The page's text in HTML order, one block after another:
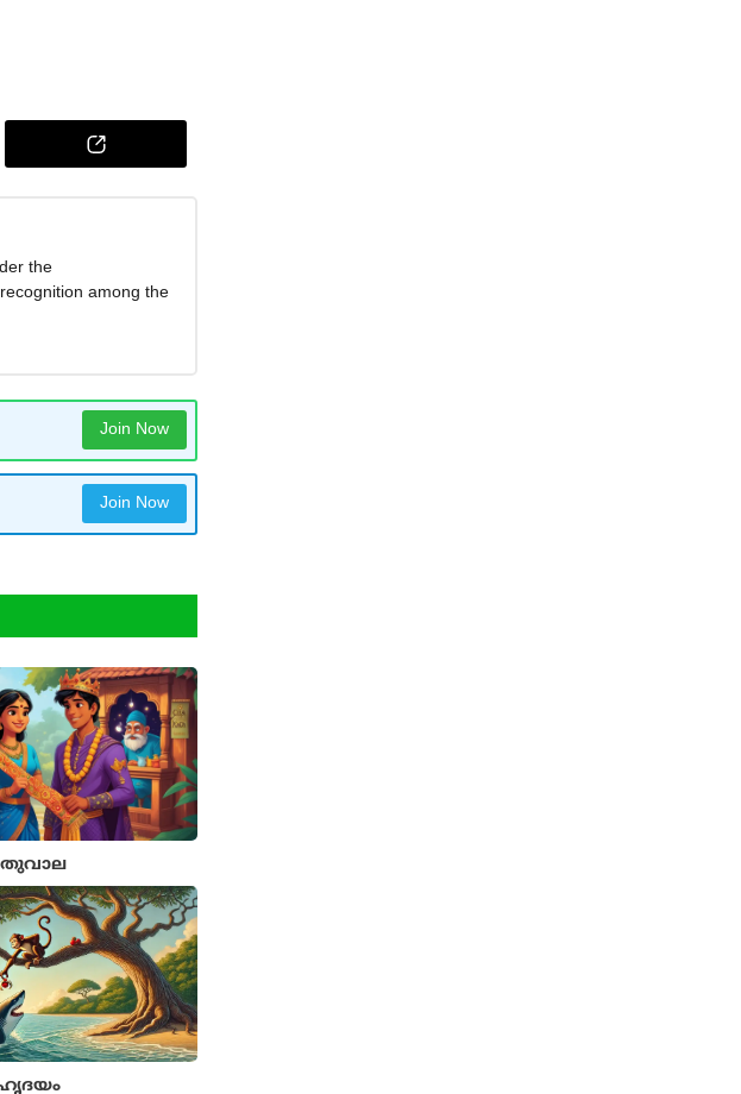
the
among the
Join Now
Join Now
തുവാല